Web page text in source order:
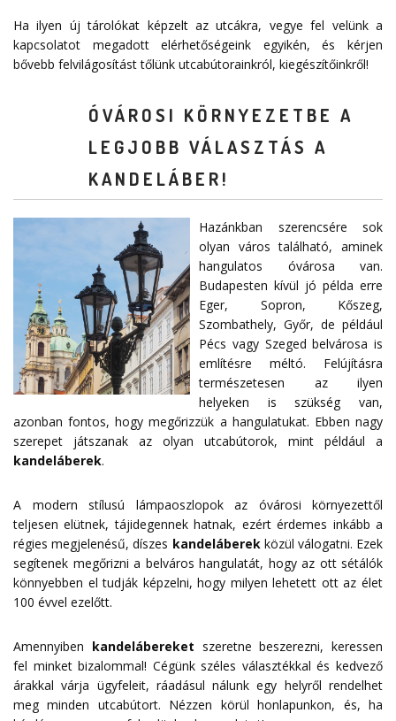
Ha ilyen új tárolókat képzelt az utcákra, vegye fel velünk a
kapcsolatot megadottelérhetőségeink egyikén, és kérjen
bővebb felvilágosítást tőlünk utcabútorainkról, kiegészítőinkről!
ÓVÁROSI KÖRNYEZETBE A
LEGJOBB VÁLASZTÁS A
KANDELÁBER!
Hazánkban szerencsére sok
olyan város található, aminek
hangulatos óvárosa van.
Budapesten kívül jó példa erre
Eger, Sopron, Kőszeg,
Szombathely, Győr, de például
Pécs vagy Szeged belvárosa is
említésre méltó. Felújításra
természetesen az ilyen
helyeken is szükség van,
azonban fontos, hogy megőrizzük a hangulatukat. Ebben nagy
szerepet játszanak az olyan utcabútorok, mint például a
kandeláberek.
A modern stílusú lámpaoszlopok az óvárosi környezettől
teljesen elütnek, tájidegennek hatnak, ezért érdemes inkább a
régies megjelenésű, díszes kandeláberekközül válogatni. Ezek
segítenek megőrizni a belváros hangulatát, hogy az ott sétálók
könnyebben el tudják képzelni, hogy milyen lehetett ott az élet
100 évvel ezelőtt.
Amennyiben kandelábereket szeretne beszerezni, keressen
fel minket bizalommal! Cégünk széles választékkal és kedvező
árakkal várja ügyfeleit, ráadásul nálunk egy helyről rendelhet
meg minden utcabútort. Nézzen körül honlapunkon, és, ha